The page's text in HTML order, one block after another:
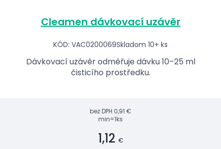
Cleamen dávkovací uzávěr
KÓD: VAC0200069Skladom 10+ ks
Dávkovací uzávěr odměřuje dávku 10–25 ml
čisticího prostředku.
bez DPH 0,91 €
min=1ks
1,12 €